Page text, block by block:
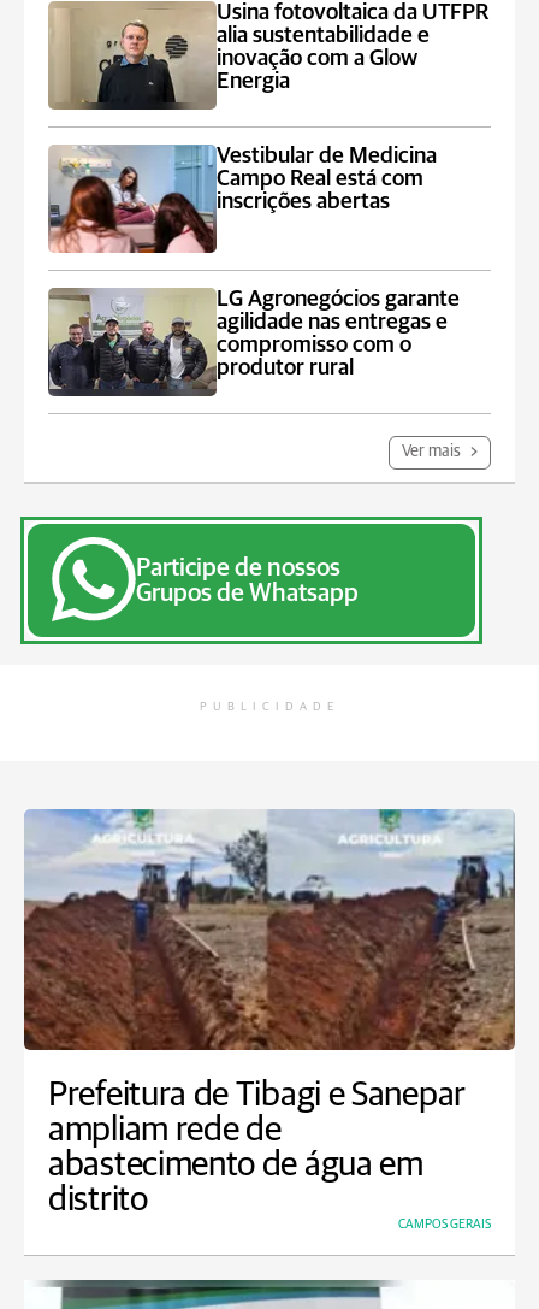
Usina fotovoltaica da UTFPR
alia sustentabilidade e
inovação com a Glow
Energia
Vestibular de Medicina
Campo Real está com
inscrições abertas
LG Agronegócios garante
agilidade nas entregas e
compromisso com o
produtor rural
Ver mais
Participe de nossos
Grupos de Whatsapp
PUBLICIDADE
Prefeitura de Tibagi e Sanepar
ampliam rede de
abastecimento de água em
distrito
CAMPOS GERAIS